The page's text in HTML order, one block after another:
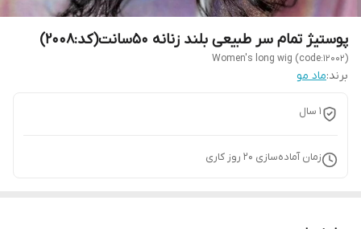
پوستیژ تمام سر طبیعی بلند زنانه 50سانت(کد:2008)
Women's long wig (code:12002)
برند:ماد مو
1 سال
زمان آماده‌سازی 20 روز کاری